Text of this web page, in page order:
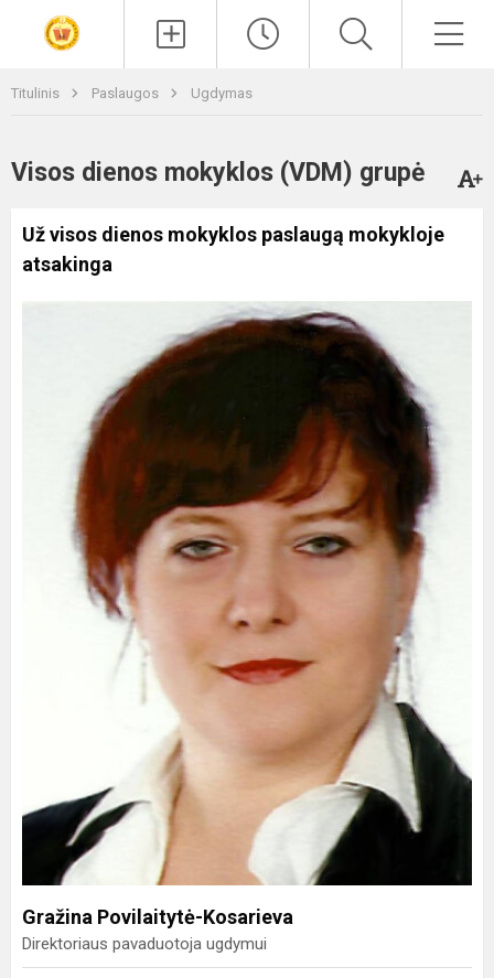
Titulinis Paslaugos Ugdymas
Visos dienos mokyklos (VDM) grupė
Už visos dienos mokyklos paslaugą mokykloje
atsakinga
Gražina Povilaitytė-Kosarieva
Direktoriaus pavaduotoja ugdymui